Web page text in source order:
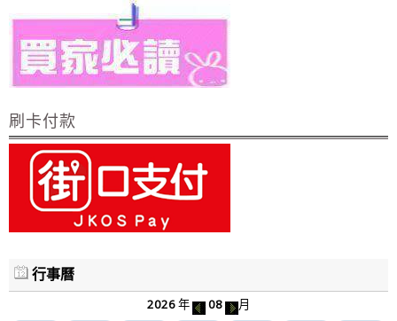
刷卡付款
行事曆
2026年 08
月